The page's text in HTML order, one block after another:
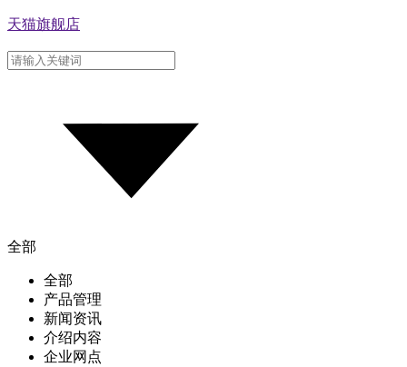
天猫旗舰店
全部
全部
产品管理
新闻资讯
介绍内容
企业网点